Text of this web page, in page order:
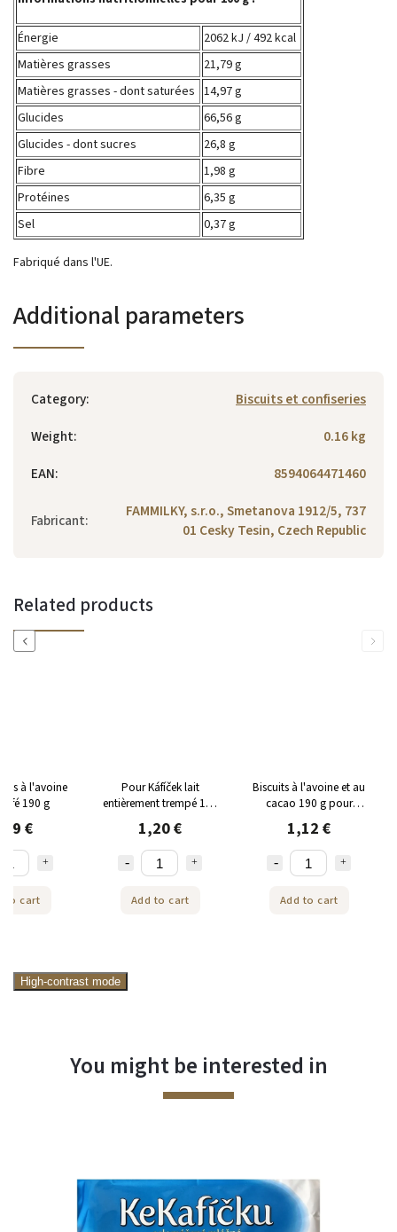
Énergie
2062 kJ / 492 kcal
Matières grasses
21,79 g
Matières grasses - dont saturées 14,97 g
Glucides
66,56 g
Glucides - dont sucres
26,8 g
Fibre
1,98 g
Protéines
6,35 g
Sel
0,37 g
Fabriqué dans l'UE.
Additional parameters
Category:
Biscuits et confiseries
Weight:
0.16 kg
EAN: 8594064471460
Fabricant:
FAMMILKY, s.r.o., Smetanova 1912/5, 737
01 Cesky Tesin, Czech Republic
Related products
Previous
à l'avoine
190 g
€
to cart
Pour Káfíček lait
entièrement trempé 145
g
1,20 €
Add to cart
Biscuits à l'avoine et au
cacao 190 g pour
Káfíček
1,12 €
Add to cart
Next
High-contrast mode
You might be interested in